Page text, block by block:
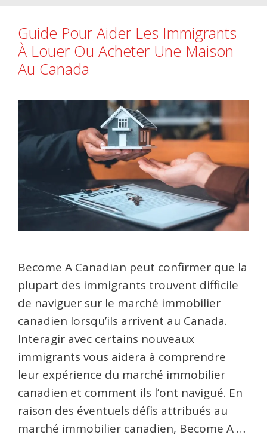
Guide Pour Aider Les Immigrants
À Louer Ou Acheter Une Maison
Au Canada
Become A Canadian peut confirmer que la
plupart des immigrants trouvent difficile
de naviguer sur le marché immobilier
canadien lorsqu’ils arrivent au Canada.
Interagir avec certains nouveaux
immigrants vous aidera à comprendre
leur expérience du marché immobilier
canadien et comment ils l’ont navigué. En
raison des éventuels défis attribués au
marché immobilier canadien, Become A …